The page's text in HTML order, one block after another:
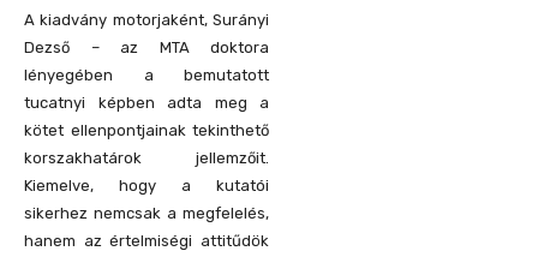
A kiadvány motorjaként, Surányi
Dezső – az MTA doktora
lényegében a bemutatott
tucatnyi képben adta meg a
kötet ellenpontjainak tekinthető
korszakhatárok jellemzőit.
Kiemelve, hogy a kutatói
sikerhez nemcsak a megfelelés,
hanem az értelmiségi attitűdök